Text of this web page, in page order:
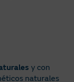
y con
naturales